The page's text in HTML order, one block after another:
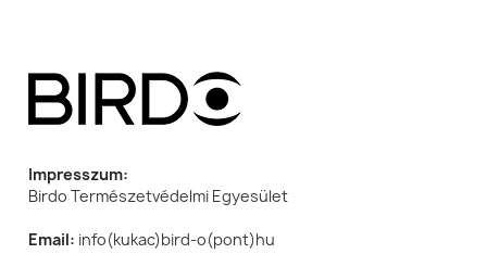
Impresszum:
Birdo Természetvédelmi Egyesület
Email: info(kukac)bird-o(pont)hu